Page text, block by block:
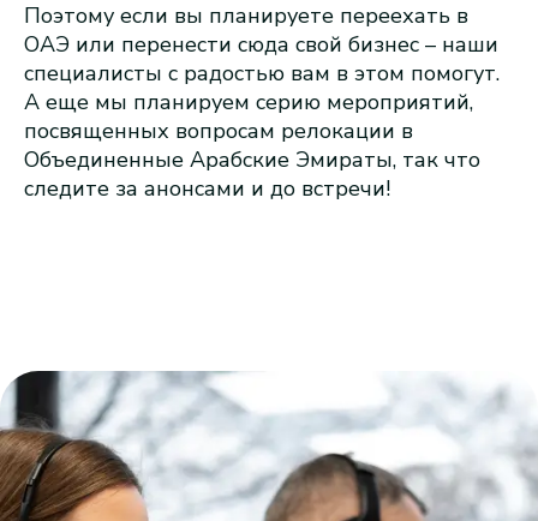
Поэтому если вы планируете переехать в
ОАЭ или перенести сюда свой бизнес – наши
специалисты с радостью вам в этом помогут.
А еще мы планируем серию мероприятий,
посвященных вопросам релокации в
Объединенные Арабские Эмираты, так что
следите за анонсами и до встречи!